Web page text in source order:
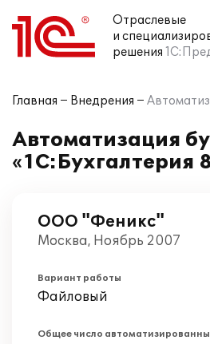
Отраслевые
и
решения
Главная Внедрения
Автоматизация
«1С:Бухгалтерия
ООО "Феникс"
Москва, Ноябрь 2007
Вариант работы
Файловый
Общее число